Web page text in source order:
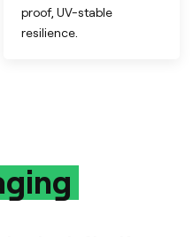
proof, UV-stable
resilience.